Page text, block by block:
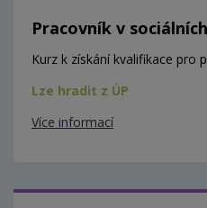
Pracovník v
Kurz k získání kvalifikace pro
Lze hradit z ÚP
Více informací